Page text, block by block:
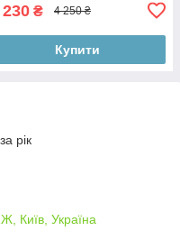
₴ 4 250 ₴
Купити
рік
Київ, Україна